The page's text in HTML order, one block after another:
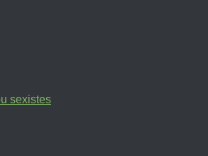
sexistes